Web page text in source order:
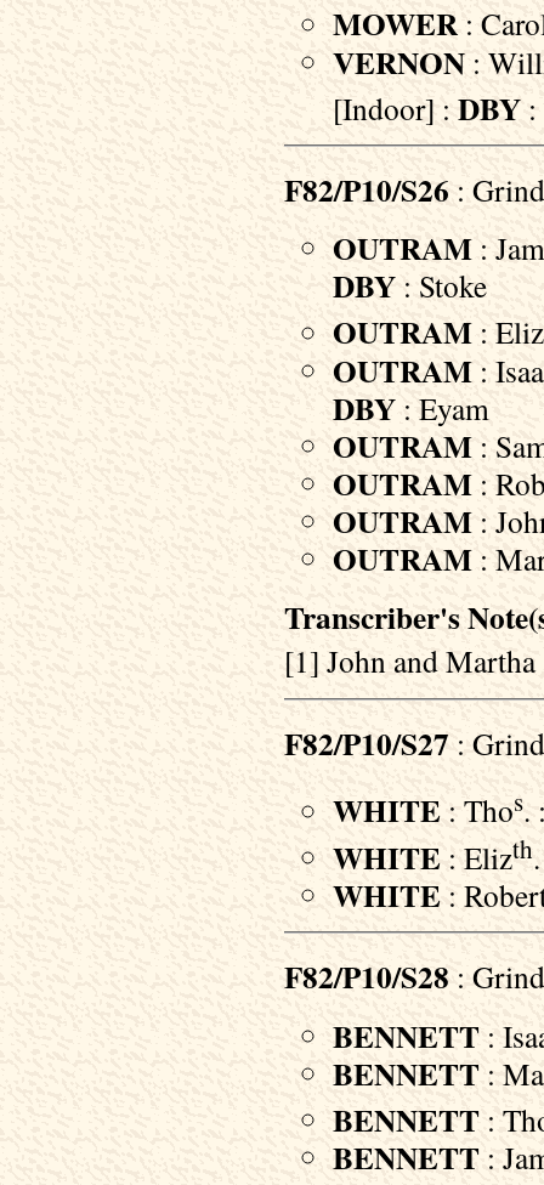
MOWER :
VERNON :
[Indoor] : DBY
F82/P10/S26 :
OUTRAM :
DBY : Stoke
OUTRAM : Eliz
OUTRAM :
DBY : Eyam
OUTRAM :
OUTRAM :
OUTRAM :
OUTRAM :
Transcriber's
[1] John and
F82/P10/S27 :
WHITE : Thos.
WHITE : Elizth
WHITE :
F82/P10/S28 :
BENNETT :
BENNETT :
BENNETT :
BENNETT :